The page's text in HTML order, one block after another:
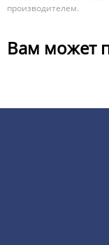
производителем.
Вам может